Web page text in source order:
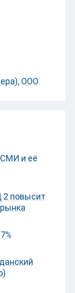
ООО
СМИ и её
повысит